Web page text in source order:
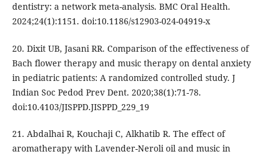
dentistry: a network meta-analysis. BMC Oral Health.
2024;24(1):1151. doi:10.1186/s12903-024-04919-x
20. Dixit UB, Jasani RR. Comparison of the effectiveness of
Bach flower therapy and music therapy on dental anxiety
in pediatric patients: A randomized controlled study. J
Indian Soc Pedod Prev Dent. 2020;38(1):71-78.
doi:10.4103/JISPPD.JISPPD_229_19
21. Abdalhai R, Kouchaji C, Alkhatib R. The effect of
aromatherapy with Lavender-Neroli oil and music in